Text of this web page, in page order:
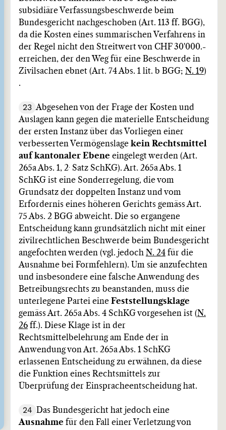
subsidiäre Verfassungsbeschwerde beim
Bundesgericht nachgeschoben (Art. 113 ff. BGG),
da die Kosten eines summarischen Verfahrens in
der Regel nicht den Streitwert von CHF 30'000.-
erreichen, der den Weg für eine Beschwerde in
Zivilsachen ebnet (Art. 74 Abs. 1 lit. b BGG; N. 19)
.
23 Abgesehen von der Frage der Kosten und
Auslagen kann gegen die materielle Entscheidung
der ersten Instanz über das Vorliegen einer
verbesserten Vermögenslage kein Rechtsmittel
auf kantonaler Ebene eingelegt werden (Art.
265a Abs. 1, 2 Satz SchKG). Art. 265a Abs. 1
SchKG ist eine Sonderregelung, die vom
Grundsatz der doppelten Instanz und vom
Erfordernis eines höheren Gerichts gemäss Art.
75 Abs. 2 BGG abweicht. Die so ergangene
Entscheidung kann grundsätzlich nicht mit einer
zivilrechtlichen Beschwerde beim Bundesgericht
angefochten werden (vgl. jedoch N. 24 für die
Ausnahme bei Formfehlern). Um sie anzufechten
und insbesondere eine falsche Anwendung des
Betreibungsrechts zu beanstanden, muss die
unterlegene Partei eine Feststellungsklage
gemäss Art. 265a Abs. 4 SchKG vorgesehen ist (N.
26 ff.). Diese Klage ist in der
Rechtsmittelbelehrung am Ende der in
Anwendung von Art. 265a Abs. 1 SchKG
erlassenen Entscheidung zu erwähnen, da diese
die Funktion eines Rechtsmittels zur
Überprüfung der Einspracheentscheidung hat.
24
Das Bundesgericht hat jedoch eine
Ausnahme für den Fall einer Verletzung von